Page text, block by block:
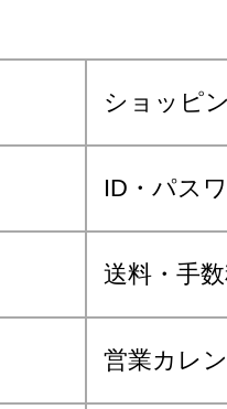
ショッピ
ID・パス
送料・手
営業カレ